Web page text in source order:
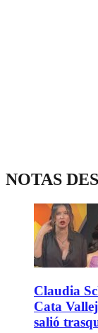
NOTAS
Claudia
Cata
salió